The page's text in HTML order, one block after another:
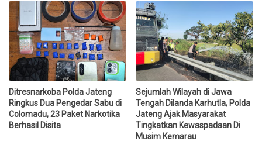
Ditresnarkoba Polda Jateng
Ringkus Dua Pengedar Sabu di
Colomadu, 23 Paket Narkotika
Berhasil Disita
Sejumlah Wilayah di Jawa
Tengah Dilanda Karhutla, Polda
Jateng Ajak Masyarakat
Tingkatkan Kewaspadaan Di
Musim Kemarau